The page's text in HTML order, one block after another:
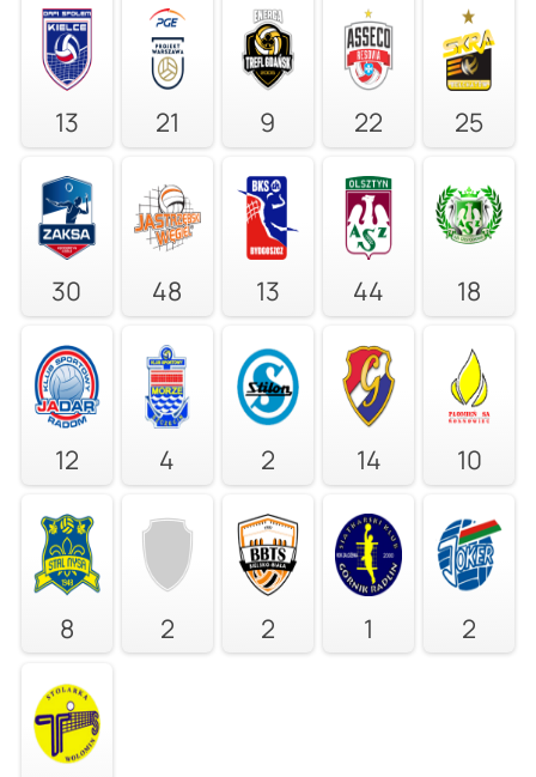
13 21 9 22 25
30 48 13 44 18
12 4 2 14 10
8 2 2 1 2